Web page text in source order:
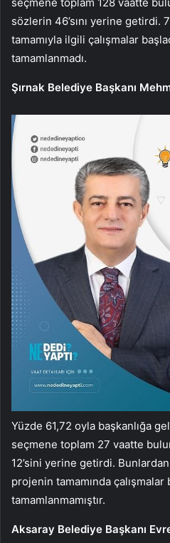
seçmene toplam 128 vaatte
sözlerin 46’sını yerine getirdi.
tamamıyla ilgili çalışmalar
tamamlanmadı.
Şırnak Belediye Başkanı
Yüzde 61,72 oyla başkanlığa
seçmene toplam 27 vaatte
12’sini yerine getirdi. Bunlardan
projenin tamamında çalışmalar
tamamlanmamıştır.
Aksaray Belediye Başkanı